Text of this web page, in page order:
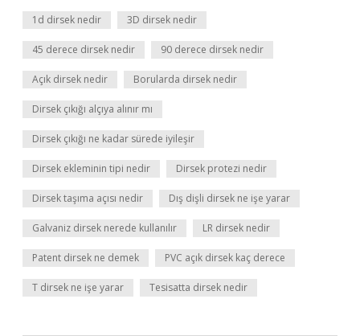
1d dirsek nedir 3D dirsek nedir
45 derece dirsek nedir 90 derece dirsek nedir
Açık dirsek nedir Borularda dirsek nedir
Dirsek çıkığı alçıya alınır mı
Dirsek çıkığı ne kadar sürede iyileşir
Dirsek ekleminin tipi nedir Dirsek protezi nedir
Dirsek taşıma açısı nedir Dış dişli dirsek ne işe yarar
Galvaniz dirsek nerede kullanılır LR dirsek nedir
Patent dirsek ne demek PVC açık dirsek kaç derece
T dirsek ne işe yarar Tesisatta dirsek nedir